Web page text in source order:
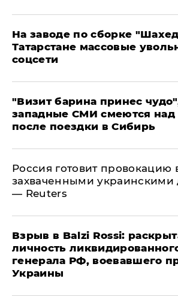
На заводе по сборке
Татарстане массовые
соцсети
"Визит барина принес
западные СМИ смеются
после поездки в Сибирь
​Россия готовит провокацию
захваченными
— Reuters
​Взрыв в Balzi Rossi:
личность
генерала РФ, воевавшего
Украины